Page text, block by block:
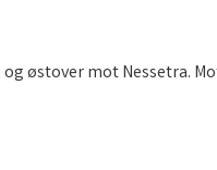
østover mot Nessetra.